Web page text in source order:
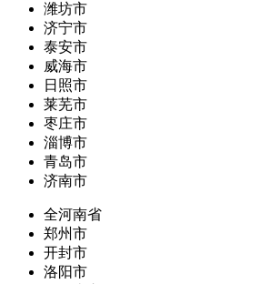
潍坊市
济宁市
泰安市
威海市
日照市
莱芜市
枣庄市
淄博市
青岛市
济南市
全河南省
郑州市
开封市
洛阳市